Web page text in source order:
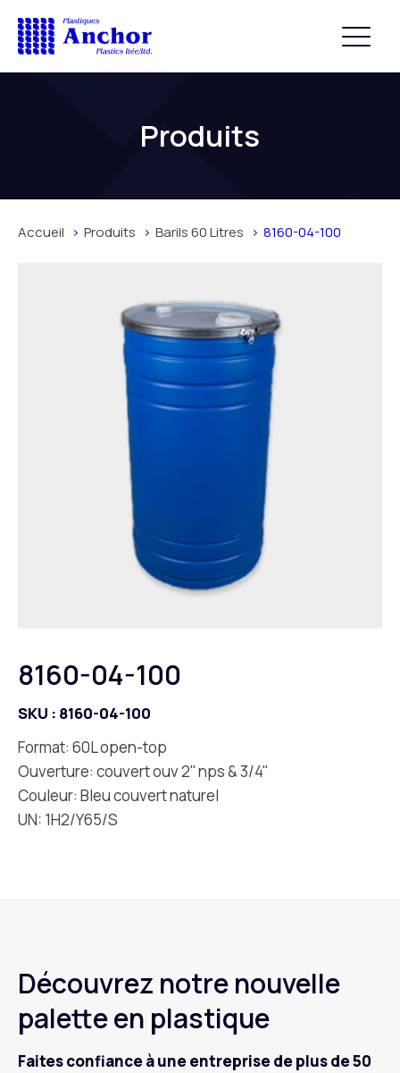
Produits
Accueil Produits Barils 60 Litres 8160-04-100
8160-04-100
SKU : 8160-04-100
Format: 60L open-top
Ouverture: couvert ouv 2'' nps & 3/4''
Couleur: Bleu couvert naturel
UN: 1H2/Y65/S
Découvrez notre nouvelle
palette en plastique
Faites confiance à une entreprise de plus de 50